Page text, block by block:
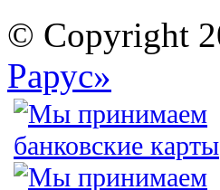
© Copyright
Рарус»